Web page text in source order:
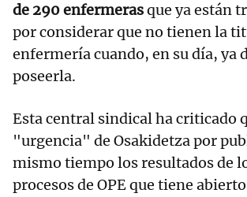
de 290 enfermerasque ya están
por considerar que no tienen la
enfermería cuando, en su día, ya
poseerla.
Esta central sindical ha criticado
"urgencia" de Osakidetza por
mismo tiempo los resultados de
procesos de OPE que tiene